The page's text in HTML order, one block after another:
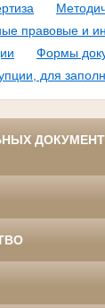
правовые и
Формы
для